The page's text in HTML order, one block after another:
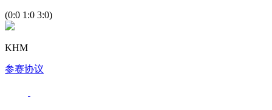
(0:0 1:0 3:0)
KHM
参赛协议